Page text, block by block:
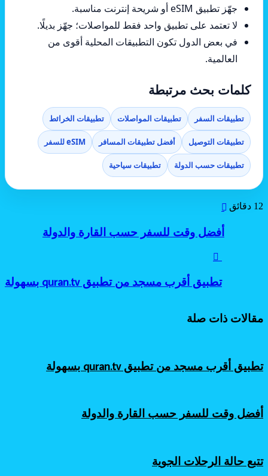
جهّز تطبيق eSIM أو شريحة إنترنت مناسبة.
لا تعتمد على تطبيق واحد فقط للمواصلات؛ جهّز بديلًا.
في بعض الدول تكون التطبيقات المحلية أقوى من
العالمية.
كلمات بحث مرتبطة
تطبيقات السفر تطبيقات المواصلات تطبيقات الخرائط
تطبيقات التوصيل أفضل تطبيقات المسافر eSIM للسفر
تطبيقات حسب الدولة تطبيقات سياحية
12 دقائق
للسفر
حسب
القارة
والدولة
أفضل وقت للسفر حسب القارة والدولة
مسجد
من
quran.tv
بسهولة
تطبيق أقرب مسجد من تطبيق quran.tv بسهولة
مقالات ذات صلة
تطبيق أقرب مسجد من تطبيق quran.tv بسهولة
أفضل وقت للسفر حسب القارة والدولة
تتبع حالة الرحلات الجوية